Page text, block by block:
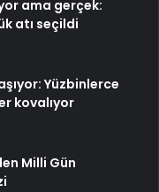
ama gerçek:
atı seçildi
Yüzbinlerce
kovalıyor
Milli Gün